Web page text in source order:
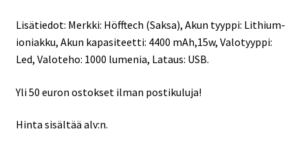
Lumenia!
Työkalut
halvalla!
Lisätiedot: Merkki: Höfftech (Saksa), Akun tyyppi: Lithium-
ioniakku, Akun kapasiteetti: 4400 mAh,15w, Valotyyppi:
Led, Valoteho: 1000 lumenia, Lataus: USB.
Yli 50 euron ostokset ilman postikuluja!
Hinta sisältää alv:n.